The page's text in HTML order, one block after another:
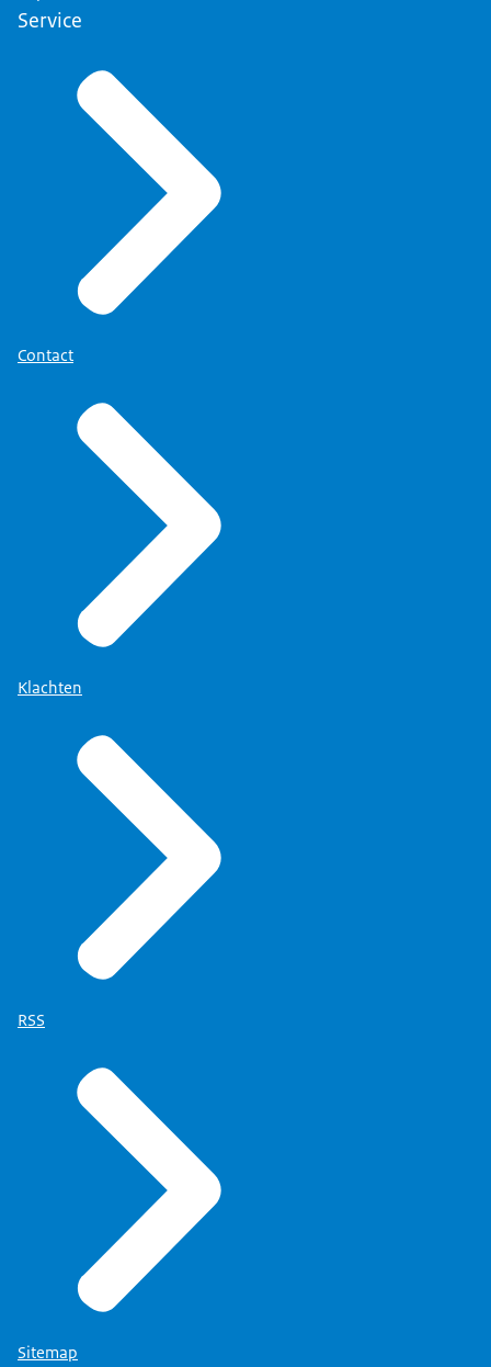
Service
Contact
Klachten
RSS
Sitemap